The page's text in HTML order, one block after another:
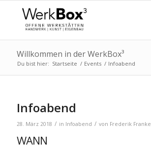
Willkommen in der WerkBox³
Du bist hier: Startseite / Events / Infoabend
Infoabend
28. März 2018 / in Infoabend / von Frederik Franke
WANN